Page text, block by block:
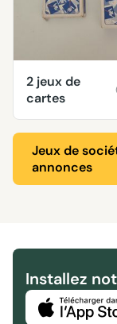
2 jeux de
cartes
Jeux de
annonces
Installez